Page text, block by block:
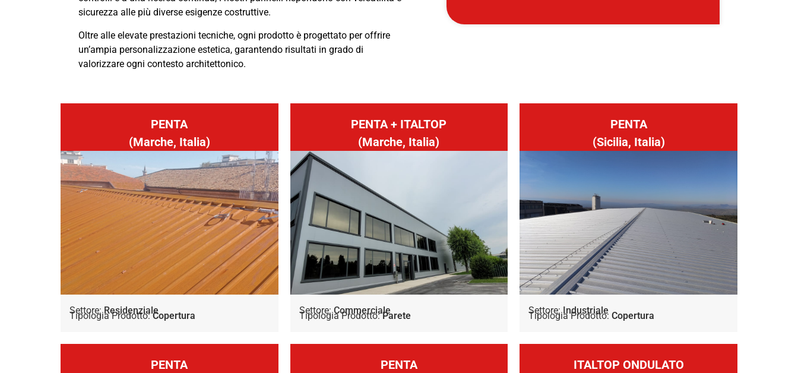
sicurezza alle più diverse esigenze costruttive.
Oltre alle elevate prestazioni tecniche, ogni prodotto è progettato per offrire
un’ampia personalizzazione estetica, garantendo risultati in grado di
valorizzare ogni contesto architettonico.
PENTA
(Marche, Italia)
Settore: Residenziale
Tipologia Prodotto:Copertura
PENTA + ITALTOP
(Marche, Italia)
Settore:Commerciale
Tipologia Prodotto:Parete
PENTA
(Sicilia, Italia)
Settore: Industriale
Tipologia Prodotto:Copertura
PENTA
PENTA
ITALTOP ONDULATO